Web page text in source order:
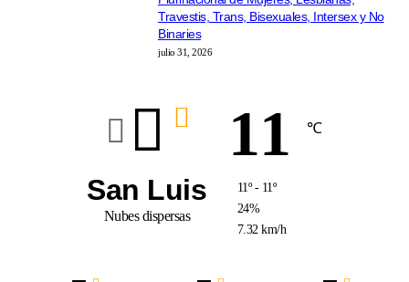
Travestis, Trans, Bisexuales, Intersex y No
Binaries
julio 31, 2026
San Luis
Nubes dispersas
11 ℃
11º - 11º
24%
7.32 km/h